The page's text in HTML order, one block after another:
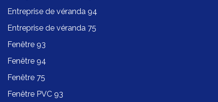
Entreprise de véranda 94
Entreprise de véranda 75
Fenêtre 93
Fenêtre 94
Fenêtre 75
Fenêtre PVC 93